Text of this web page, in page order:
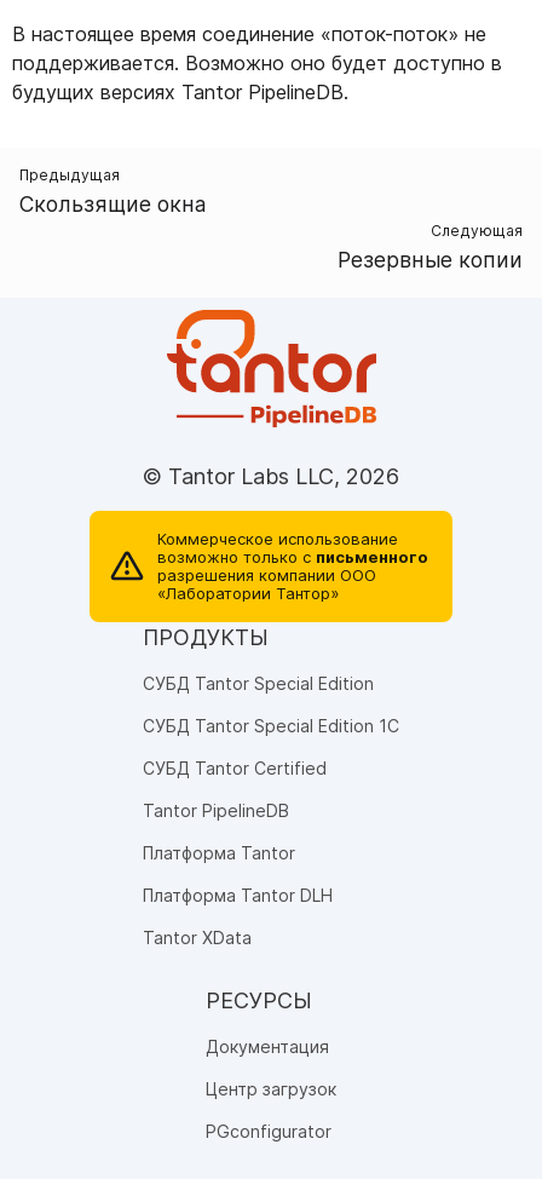
В настоящее время соединение «поток-поток» не
поддерживается. Возможно оно будет доступно в
будущих версиях Tantor PipelineDB.
Предыдущая
Скользящие окна
Следующая
Резервные копии
© Tantor Labs LLC, 2026
Коммерческое использование
возможно только с письменного
разрешения компании ОOO
«Лаборатории Тантор»
ПРОДУКТЫ
СУБД Tantor Special Edition
СУБД Tantor Special Edition 1C
СУБД Tantor Certified
Tantor PipelineDB
Платформа Tantor
Платформа Tantor DLH
Tantor XData
РЕСУРСЫ
Документация
Центр загрузок
PGconfigurator